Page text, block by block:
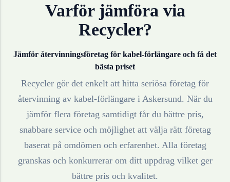
Varför jämföra via
Recycler?
Jämför återvinningsföretag för kabel-förlängare och få det
bästa priset
Recycler gör det enkelt att hitta seriösa företag för
återvinning av kabel-förlängarei Askersund. När du
jämför flera företag samtidigt får du bättre pris,
snabbare service och möjlighet att välja rätt företag
baserat på omdömen och erfarenhet. Alla företag
granskas och konkurrerar om ditt uppdrag vilket ger
bättre pris och kvalitet.